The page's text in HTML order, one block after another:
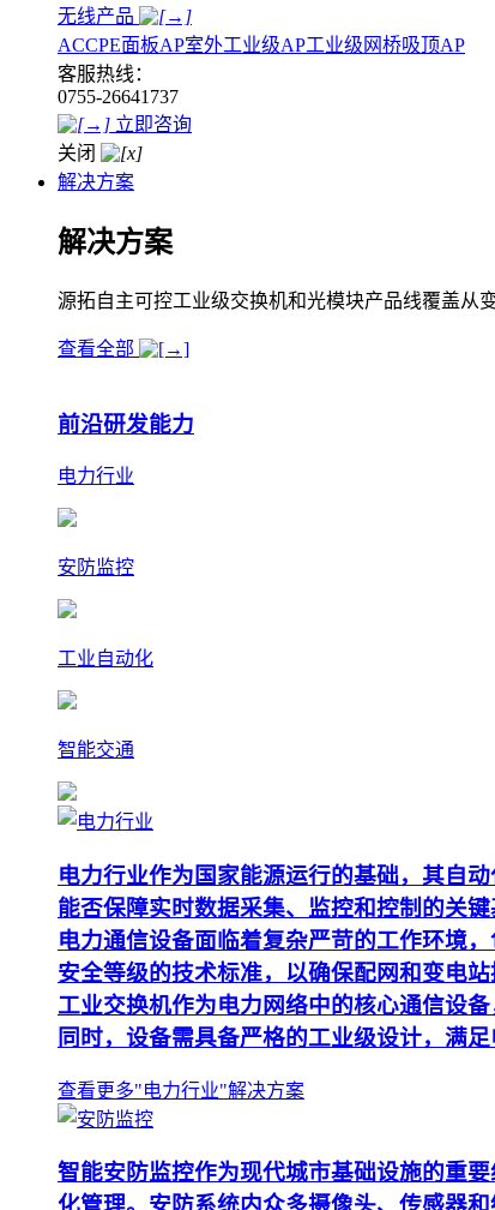
无线产品
ACCPE面板AP室外工业级AP工业级网桥吸顶AP
客服热线：
0755-26641737
立即咨询
关闭
解决方案
解决方案
源拓自主可控工业级交换机和光模块产品线覆盖从
查看全部
前沿研发能力
电力行业
安防监控
工业自动化
智能交通
电力行业作为国家能源运行的基础，其自
能否保障实时数据采集、监控和控制的关键
电力通信设备面临着复杂严苛的工作环境
安全等级的技术标准，以确保配网和变电站
工业交换机作为电力网络中的核心通信设
同时，设备需具备严格的工业级设计，满
查看更多"电力行业"解决方案
智能安防监控作为现代城市基础设施的重